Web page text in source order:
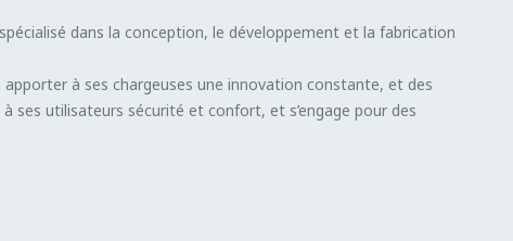
dans la conception, le développement et la fabrication
à ses chargeuses une innovation constante, et des
utilisateurs sécurité et confort, et s’engage pour des